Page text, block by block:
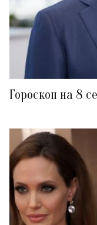
Гороскоп на 8